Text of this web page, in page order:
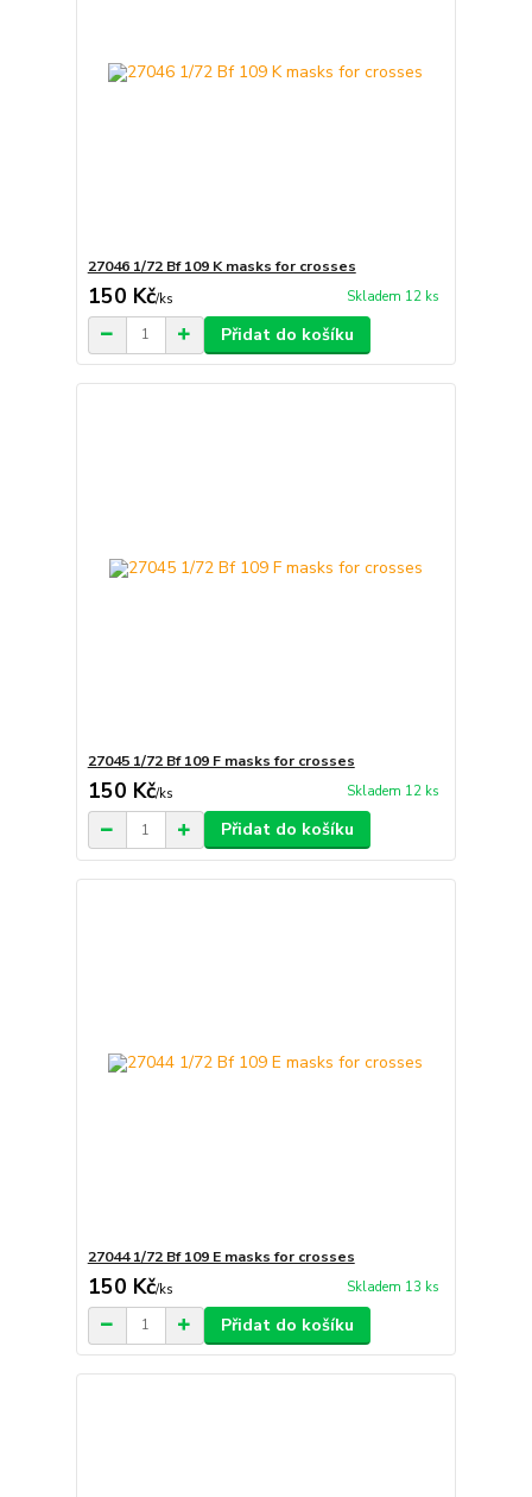
27046 1/72 Bf 109 K masks for crosses
150 Kč/ks Skladem 12 ks
Přidat do košíku
27045 1/72 Bf 109 F masks for crosses
150 Kč/ks Skladem 12 ks
Přidat do košíku
27044 1/72 Bf 109 E masks for crosses
150 Kč/ks Skladem 13 ks
Přidat do košíku